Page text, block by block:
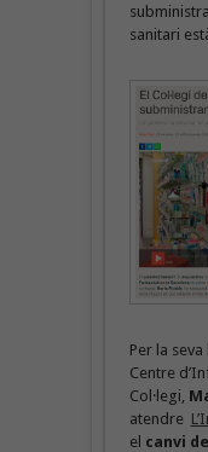
sanitari
Per la
Centre
Col·legi,
atendre
el canvi